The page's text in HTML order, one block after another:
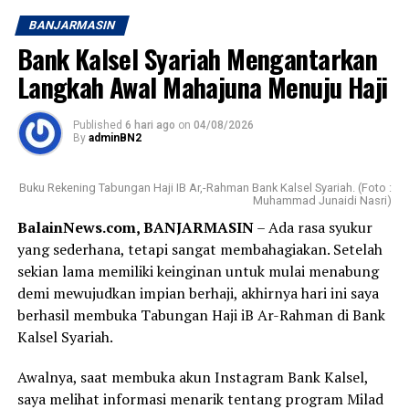
BANJARMASIN
Bank Kalsel Syariah Mengantarkan
Langkah Awal Mahajuna Menuju Haji
Published 6 hari ago on 04/08/2026
By adminBN2
Buku Rekening Tabungan Haji IB Ar,-Rahman Bank Kalsel Syariah. (Foto :
Muhammad Junaidi Nasri)
BalainNews.com, BANJARMASIN– Ada rasa syukur
yang sederhana, tetapi sangat membahagiakan. Setelah
sekian lama memiliki keinginan untuk mulai menabung
demi mewujudkan impian berhaji, akhirnya hari ini saya
berhasil membuka Tabungan Haji iB Ar-Rahman di Bank
Kalsel Syariah.
Awalnya, saat membuka akun Instagram Bank Kalsel,
saya melihat informasi menarik tentang program Milad